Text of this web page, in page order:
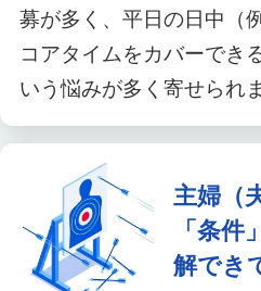
募が多く、平日の日中（
コアタイムをカバーでき
いう悩みが多く寄せられ
主婦（
「条件
解でき